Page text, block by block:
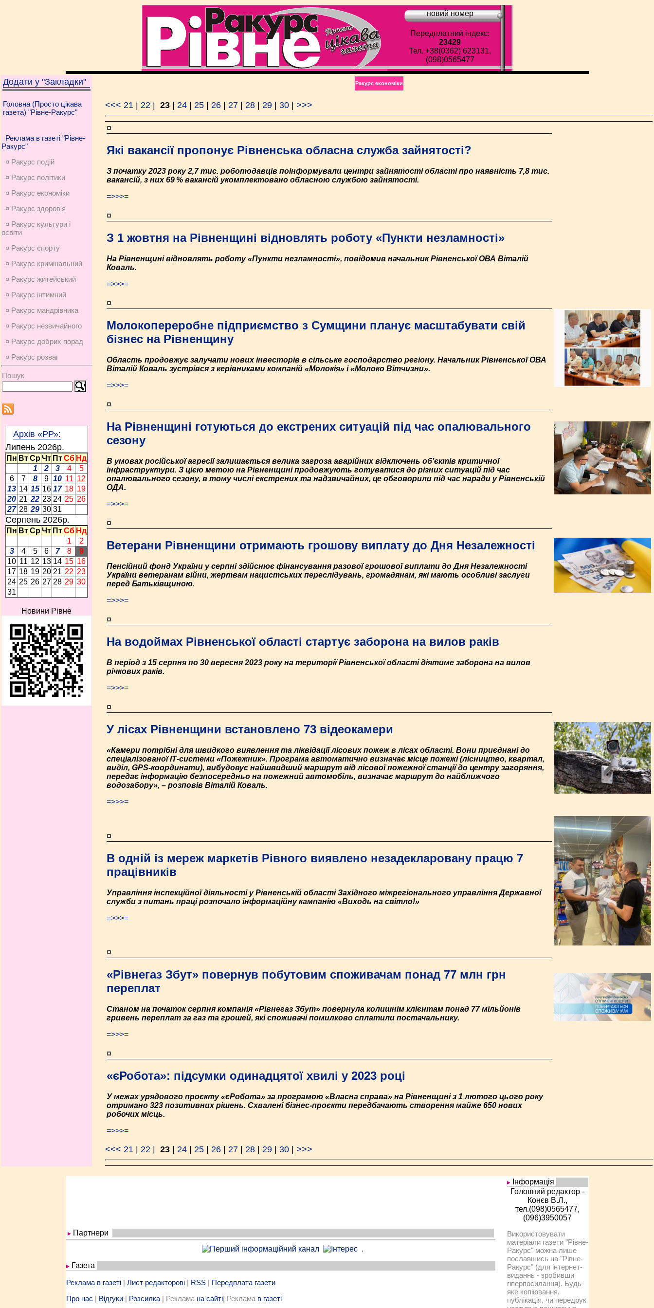
новий номер
Передплатний індекс:
23429
Тел. +38(0362) 623131,
(098)0565477
Додати у "Закладки"
Головна (Просто цікава
газета) "Рівне-Ракурс"
Реклама в газеті "Рівне-
Ракурс"
¤ Ракурс подій
¤ Ракурс політики
¤ Ракурс економiки
¤ Ракурс здоров'я
¤ Ракурс культури і
освіти
¤ Ракурс спорту
¤ Ракурс кримінальний
¤ Ракурс житейський
¤ Ракурс інтимний
¤ Ракурс мандрівника
¤ Ракурс незвичайного
¤ Ракурс добрих порад
¤ Ракурс розваг
Пошук
Архів «РР»:
Липень 2026p.
Пн ВтСрЧт ПтСб Нд
1
2 3 4
5
6
7 8 9 10 11 12
13 14 15 16 17 18 19
20 21 22 23 24 25 26
27 28 29 30 31
Серпень 2026p.
Пн ВтСрЧт ПтСб Нд
1
2
3
4 5 6 7 8
9
10 11 12 13 14 15 16
17 18 19 20 21 22 23
24 25 26 27 28 29 30
31
Новини Рівне
Ракурс економiки
<<< 21 22 23 24 25 26 27 28 29 30 >>>
¤
Які вакансії пропонує Рівненська обласна служба зайнятості?
З початку 2023 року 2,7 тис. роботодавців поінформували центри зайнятості області про наявність 7,8 тис.
вакансій, з них 69 % вакансій укомплектовано обласною службою зайнятості.
=>>>=
¤
З 1 жовтня на Рівненщині відновлять роботу «Пункти незламності»
На Рівненщині відновлять роботу «Пункти незламності», повідомив начальник Рівненської ОВА Віталій
Коваль.
=>>>=
¤
Молокопереробне підприємство з Сумщини планує масштабувати свій
бізнес на Рівненщину
Область продовжує залучати нових інвесторів в сільське господарство регіону. Начальник Рівненської ОВА
Віталій Коваль зустрівся з керівниками компаній «Молокія» і «Молоко Вітчизни».
=>>>=
¤
На Рівненщині готуються до екстрених ситуацій під час опалювального
сезону
В умовах російської агресії залишається велика загроза аварійних відключень об’єктів критичної
інфраструктури. З цією метою на Рівненщині продовжують готуватися до різних ситуацій під час
опалювального сезону, в тому числі екстрених та надзвичайних, це обговорили під час наради у Рівненській
ОДА.
=>>>=
¤
Ветерани Рівненщини отримають грошову виплату до Дня Незалежності
Пенсійний фонд України у серпні здійснює фінансування разової грошової виплати до Дня Незалежності
України ветеранам війни, жертвам нацистських переслідувань, громадянам, які мають особливі заслуги
перед Батьківщиною.
=>>>=
¤
На водоймах Рівненської області стартує заборона на вилов раків
В період з 15 серпня по 30 вересня 2023 року на території Рівненської області діятиме заборона на вилов
річкових раків.
=>>>=
¤
У лісах Рівненщини встановлено 73 відеокамери
«Камери потрібні для швидкого виявлення та ліквідації лісових пожеж в лісах області. Вони приєднані до
спеціалізованої ІТ-системи «Пожежник». Програма автоматично визначає місце пожежі (лісництво, квартал,
виділ, GPS-координати), вибудовує найшвидший маршрут від лісової пожежної станції до центру загоряння,
передає інформацію безпосередньо на пожежний автомобіль, визначає маршрут до найближчого
водозабору», – розповів Віталій Коваль.
=>>>=
¤
В одній із мереж маркетів Рівного виявлено незадекларовану працю 7
працівників
Управління інспекційної діяльності у Рівненській області Західного міжрегіонального управління Державної
служби з питань праці розпочало інформаційну кампанію «Виходь на світло!»
=>>>=
¤
«Рівнегаз Збут» повернув побутовим споживачам понад 77 млн грн
переплат
Станом на початок серпня компанія «Рівнегаз Збут» повернула колишнім клієнтам понад 77 мільйонів
гривень переплат за газ та грошей, які споживачі помилково сплатили постачальнику.
=>>>=
¤
«єРобота»: підсумки одинадцятої хвилі у 2023 році
У межах урядового проєкту «єРобота» за програмою «Власна справа» на Рівненщині з 1 лютого цього року
отримано 323 позитивних рішень. Схвалені бізнес-проєкти передбачають створення майже 650 нових
робочих місць.
=>>>=
<<< 21 22 23 24 25 26 27 28 29 30 >>>
Партнери
.
Газета
Реклама в газеті| Лист редакторові| RSS| Передплата газети
Про нас | Відгуки| Розсилка| Реклама на сайті| Реклама в газеті
Інформація
Головний редактор -
Конєв В.Л.,
тел.(098)0565477,
(096)3950057
Використовувати
матеріали газети "Рівне-
Ракурс" можна лише
пославшись на "Рівне-
Ракурс" (для інтернет-
виданнь - зробивши
гіперпосилання). Будь-
яке копіювання,
публікація, чи передрук